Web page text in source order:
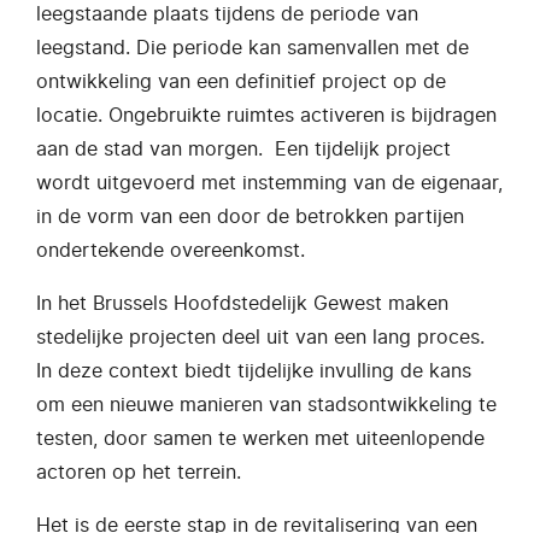
leegstaande plaats tijdens de periode van
leegstand. Die periode kan samenvallen met de
ontwikkeling van een definitief project op de
locatie. Ongebruikte ruimtes activeren is bijdragen
aan de stad van morgen. Een tijdelijk project
wordt uitgevoerd met instemming van de eigenaar,
in de vorm van een door de betrokken partijen
ondertekende overeenkomst.
In het Brussels Hoofdstedelijk Gewest maken
stedelijke projecten deel uit van een lang proces.
In deze context biedt tijdelijke invulling de kans
om een nieuwe manieren van stadsontwikkeling te
testen, door samen te werken met uiteenlopende
actoren op het terrein.
Het is de eerste stap in de revitalisering van een